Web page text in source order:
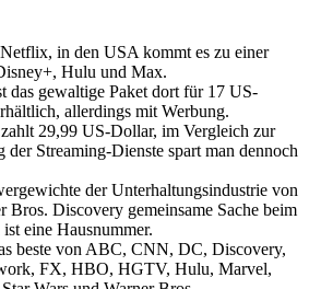
in den USA kommt es zu einer
Hulu und Max.
das gewaltige Paket dort für 17 US-
allerdings mit Werbung.
29,99 US-Dollar, im Vergleich zur
der Streaming-Dienste spart man dennoch
der Unterhaltungsindustrie von
Bros. Discovery gemeinsame Sache beim
eine Hausnummer.
beste von ABC, CNN, DC, Discovery,
FX, HBO, HGTV, Hulu, Marvel,